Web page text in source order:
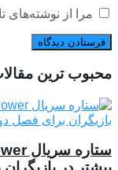
مرا از نوشته‌های
محبوب ترین